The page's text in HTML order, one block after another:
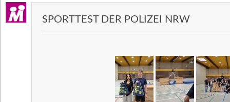
SPORTTEST DER POLIZEI NRW